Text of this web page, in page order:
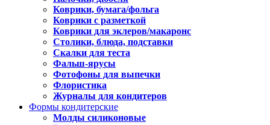
Коврики, бумага/фольга
Коврики с разметкой
Коврики для эклеров/макаронс
Столики, блюда, подставки
Скалки для теста
Фальш-ярусы
Фотофоны для выпечки
Флористика
Журналы для кондитеров
Формы кондитерские
Молды силиконовые